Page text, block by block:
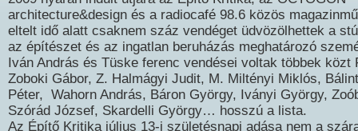
architecture&design és a radiocafé 98.6 közös
eltelt idő alatt csaknem száz vendéget üdvözölhettek a
az építészet és az ingatlan beruházás meghatározó
Iván András és Tüske ferenc vendései voltak többek közt
Zoboki Gábor, Z. Halmágyi Judit, M. Miltényi Miklós,
Péter, Wahorn András, Báron György, Iványi György,
Szórád József, Skardelli György… hosszú a lista.
Az Építő Kritika július 13-i születésnapi adása nem a